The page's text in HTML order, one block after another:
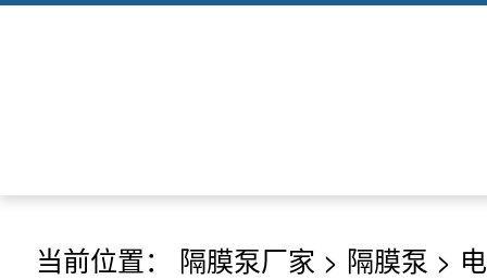
当前位置： 隔膜泵厂家 > 隔膜泵 >